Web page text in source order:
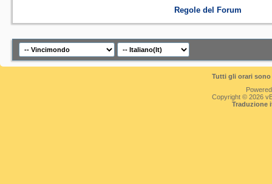
Regole del Forum
Tutti gli orari
Copyright © 2026
Traduzione